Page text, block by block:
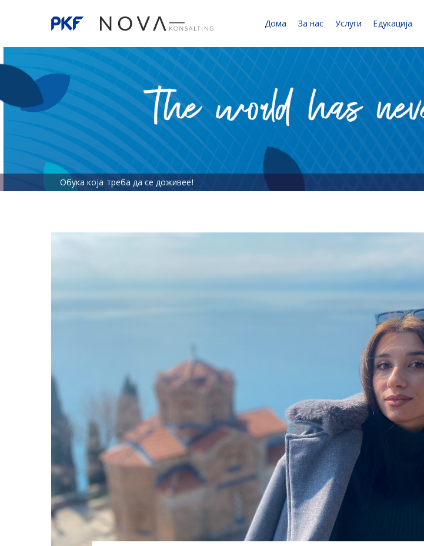
Дома За нас Услуги Едукација
Обука која треба да се доживее!